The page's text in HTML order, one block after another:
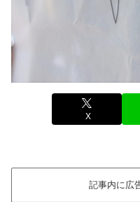
X
記事内に広